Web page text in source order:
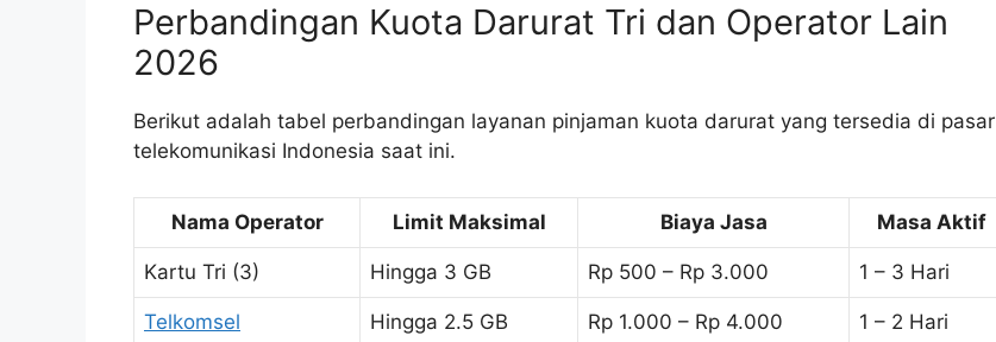
Perbandingan Kuota Darurat Tri dan Operator Lain
2026
Berikut adalah tabel perbandingan layanan pinjaman kuota darurat yang tersedia di pasar
telekomunikasi Indonesia saat ini.
Nama Operator Limit Maksimal Biaya Jasa Masa Aktif
Kartu Tri (3) Hingga 3 GB Rp 500 – Rp 3.000 1 – 3 Hari
Telkomsel Hingga 2.5 GB Rp 1.000 – Rp 4.000 1 – 2 Hari